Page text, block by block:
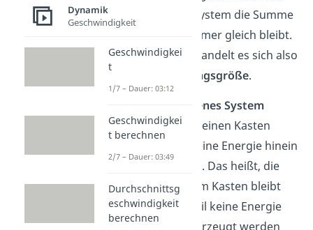
reibungsfreien System die Summe
aller Energien immer gleich bleibt.
Bei der Energie handelt es sich also
um eine
Erhaltungsgröße.
abgeschlossenes System
kannst du dir als einen Kasten
vorstellen, der keine Energie hinein
oder hinaus lässt. Das heißt, die
Gesamtenergie im Kasten bleibt
immer gleich, weil keine Energie
vernichtet oder erzeugt werden
Dynamik
Geschwindigkeit
Geschwindigkei
t
1/7 – Dauer: 03:12
Geschwindigkei
t berechnen
2/7 – Dauer: 03:49
Durchschnittsg
eschwindigkeit
berechnen